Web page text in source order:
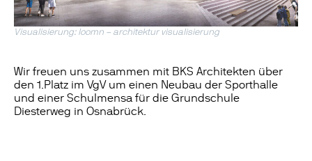
Visualisierung: loomn – architektur visualisierung
Wir freuen uns zusammen mit BKS Architekten über
den 1.Platz im VgV um einen Neubau der Sporthalle
und einer Schulmensa für die Grundschule
Diesterweg in Osnabrück.